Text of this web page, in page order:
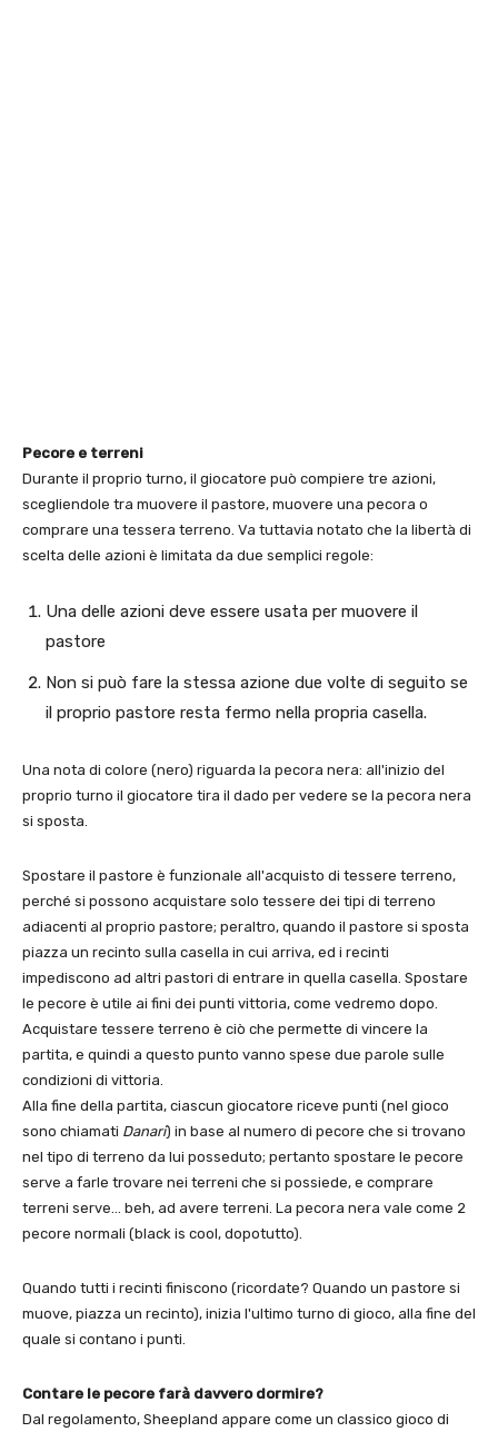
Pecore e terreni
Durante il proprio turno, il giocatore può compiere tre azioni,
scegliendole tra muovere il pastore, muovere una pecora o
comprare una tessera terreno. Va tuttavia notato che la libertà di
scelta delle azioni è limitata da due semplici regole:
Una delle azioni deve essere usata per muovere il
pastore
Non si può fare la stessa azione due volte di seguito se
il proprio pastore resta fermo nella propria casella.
Una nota di colore (nero) riguarda la pecora nera: all'inizio del
proprio turno il giocatore tira il dado per vedere se la pecora nera
si sposta.
Spostare il pastore è funzionale all'acquisto di tessere terreno,
perché si possono acquistare solo tessere dei tipi di terreno
adiacenti al proprio pastore; peraltro, quando il pastore si sposta
piazza un recinto sulla casella in cui arriva, ed i recinti
impediscono ad altri pastori di entrare in quella casella. Spostare
le pecore è utile ai fini dei punti vittoria, come vedremo dopo.
Acquistare tessere terreno è ciò che permette di vincere la
partita, e quindi a questo punto vanno spese due parole sulle
condizioni di vittoria.
Alla fine della partita, ciascun giocatore riceve punti (nel gioco
sono chiamati Danari) in base al numero di pecore che si trovano
nel tipo di terreno da lui posseduto; pertanto spostare le pecore
serve a farle trovare nei terreni che si possiede, e comprare
terreni serve… beh, ad avere terreni. La pecora nera vale come 2
pecore normali (black is cool, dopotutto).
Quando tutti i recinti finiscono (ricordate? Quando un pastore si
muove, piazza un recinto), inizia l'ultimo turno di gioco, alla fine del
quale si contano i punti.
Contare le pecore farà davvero dormire?
Dal regolamento, Sheepland appare come un classico gioco di